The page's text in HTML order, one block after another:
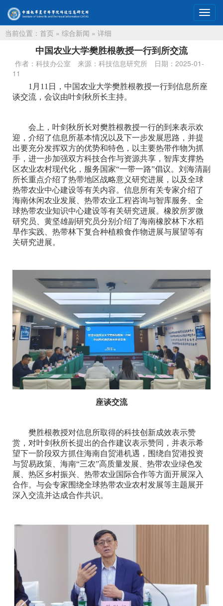
切
换
当前位置： 首页 » 综合新闻 » 详细
中国农业大学樊胜根教授一行到所交流
作者：科技办公室 来源：科技信息研究所
日期：2025-01-
11
1月11日，中国农业大学樊胜根教授一行到信息所座
谈交流，会议由叶剑秋所长主持。
会上，叶剑秋所长对樊胜根教授一行的到来表示欢
迎，介绍了信息所基本情况以及下一步发展思路，并提
出要充分发挥双方的优势和特色，以主要热带作物为抓
手，进一步加强双方科技合作与资源共享，智库支撑热
区农业农村现代化，服务国家“一带一路”倡议。刘海清副
所长重点介绍了热带地区战略意义研究进展，以及全球
热带农业中心建设等有关内容。信息所有关专家介绍了
海南休闲农业发展、热带农业工程咨询与智库服务、全
球热带农业知识中心建设等有关研究进展。橡胶所罗微
研究员、黄坚雄副研究员分别介绍了海南橡胶林下水稻
旱作实践、热带林下复合种植粮食作物进展与展望等有
关研究进展。
座谈交流
樊胜根教授对信息所取得的科技创新成效表示赞
赏，对叶剑秋所长提出的合作建议表示赞同，并表示希
望下一阶段双方抓住海南自贸港机遇，围绕自贸港投资
与贸易政策、海南“三农”高质量发展、热带农业绿色发
展、热区乡村振兴、热带农业国际合作等方面开展深入
合作。与会专家围绕全球热带农业农村发展等主题展开
深入交流并达成合作共识。